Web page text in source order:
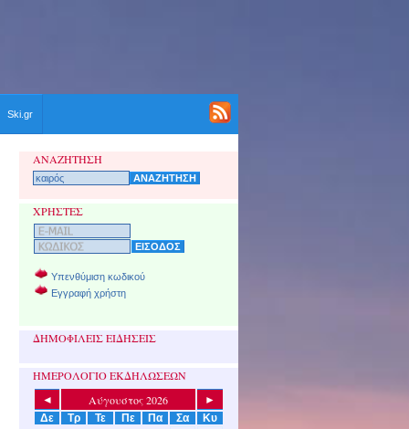
Ski.gr
ΑΝΑΖΗΤΗΣΗ
ΧΡΗΣΤΕΣ
Υπενθύμιση κωδικού
Εγγραφή χρήστη
ΔΗΜΟΦΙΛΕΙΣ ΕΙΔΗΣΕΙΣ
ΗΜΕΡΟΛΟΓΙΟ ΕΚΔΗΛΩΣΕΩΝ
◄ Αύγουστος 2026
►
Δε
Τρ Τε Πε Πα Σα Κυ